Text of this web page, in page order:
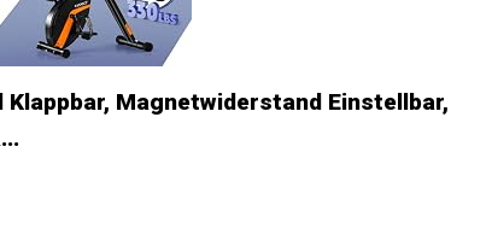
Magnetwiderstand Einstellbar,